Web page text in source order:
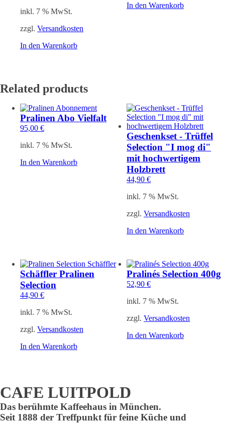
inkl. 7 % MwSt.
zzgl. Versandkosten
In den Warenkorb
In den Warenkorb
Related products
Pralinen Abo Vielfalt
95,00 €
inkl. 7 % MwSt.
In den Warenkorb
Geschenkset - Trüffel
Selection "I mog di"
mit hochwertigem
Holzbrett
44,90€
inkl. 7 % MwSt.
zzgl.Versandkosten
In den Warenkorb
Schäffler Pralinen
Selection
44,90 €
inkl. 7 % MwSt.
zzgl. Versandkosten
In den Warenkorb
Pralinés Selection 400g
52,90€
inkl. 7 % MwSt.
zzgl.Versandkosten
In den Warenkorb
CAFE LUITPOLD
Das berühmte Kaffeehaus in München.
Seit 1888 der Treffpunkt für feine Küche und